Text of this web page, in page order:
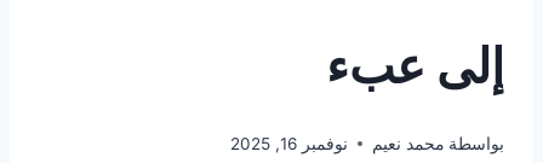
إلى عبء
بواسطة محمد نعيم نوفمبر 16, 2025